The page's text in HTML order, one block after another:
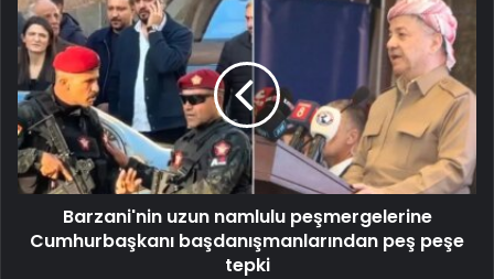
Barzani'nin uzun namlulu peşmergelerine
Cumhurbaşkanı başdanışmanlarından peş peşe
tepki